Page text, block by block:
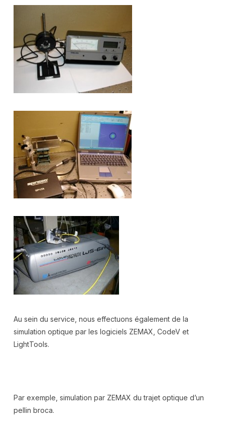
Au sein du service, nous effectuons également de la
simulation optique par les logiciels ZEMAX, CodeV et
LightTools.
Par exemple, simulation par ZEMAX du trajet optique d’un
pellin broca.